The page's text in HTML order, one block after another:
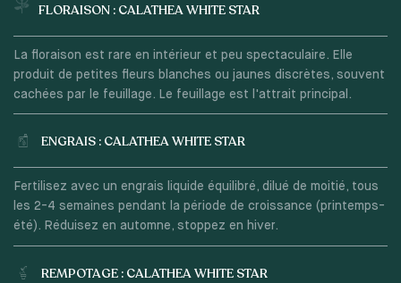
FLORAISON : CALATHEA WHITE STAR
La floraison est rare en intérieur et peu spectaculaire. Elle
produit de petites fleurs blanches ou jaunes discrètes, souvent
cachées par le feuillage. Le feuillage est l'attrait principal.
ENGRAIS : CALATHEA WHITE STAR
Fertilisez avec un engrais liquide équilibré, dilué de moitié, tous
les 2-4 semaines pendant la période de croissance (printemps-
été). Réduisez en automne, stoppez en hiver.
REMPOTAGE : CALATHEA WHITE STAR